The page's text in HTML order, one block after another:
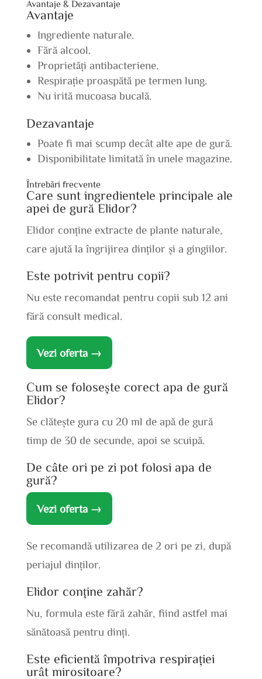
Avantaje & Dezavantaje
Avantaje
Ingrediente naturale.
Fără alcool.
Proprietăți antibacteriene.
Respirație proaspătă pe termen lung.
Nu irită mucoasa bucală.
Dezavantaje
Poate fi mai scump decât alte ape de gură.
Disponibilitate limitată în unele magazine.
Întrebări frecvente
Care sunt ingredientele principale ale
apei de gură Elidor?
Elidor conține extracte de plante naturale,
care ajută la îngrijirea dinților și a gingiilor.
Este potrivit pentru copii?
Nu este recomandat pentru copii sub 12 ani
fără consult medical.
Vezi oferta →
Cum se folosește corect apa de gură
Elidor?
Se clătește gura cu 20 ml de apă de gură
timp de 30 de secunde, apoi se scuipă.
De câte ori pe zi pot folosi apa de
gură?
Vezi oferta →
Se recomandă utilizarea de 2 ori pe zi, după
periajul dinților.
Elidor conține zahăr?
Nu, formula este fără zahăr, fiind astfel mai
sănătoasă pentru dinți.
Este eficientă împotriva respirației
urât mirositoare?